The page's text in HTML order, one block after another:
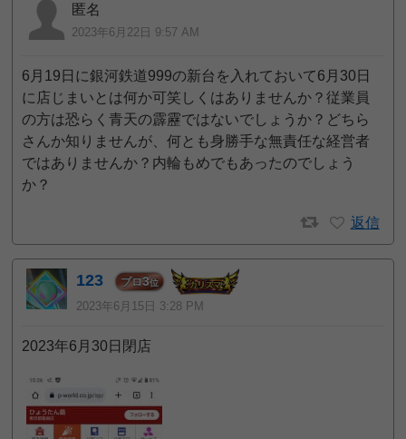
匿名
2023年6月22日 9:57 AM
6月19日に銀河鉄道999の新台を入れておいて6月30日
に店じまいとは何か可笑しくはありませんか？従業員
の方は恐らく青天の霹靂ではないでしょうか？どちら
さんか知りませんが、何とも身勝手な無責任な経営者
ではありませんか？内輪もめでもあったのでしょう
か？
返信
123 プロ3位
2023年6月15日 3:28 PM
2023年6月30日閉店